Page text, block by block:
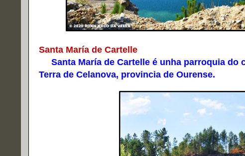
Santa María de Cartelle
Santa María de Cartelle é unha parroquia do
Terra de Celanova, provincia de Ourense.